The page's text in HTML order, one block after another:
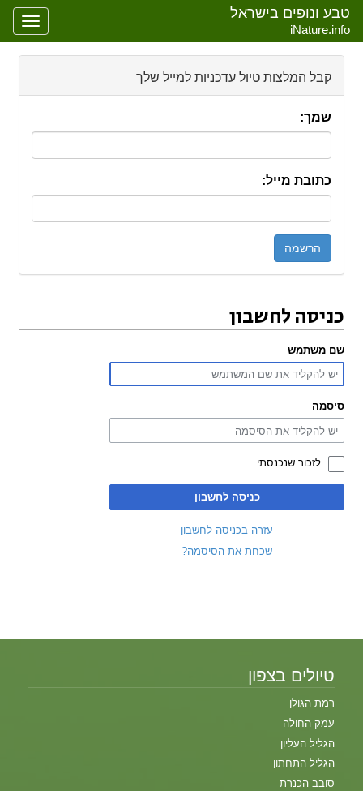
טבע ונופים בישראל
iNature.info
קבל המלצות טיול עדכניות למייל שלך
שמך:
כתובת מייל:
כניסה לחשבון
שם משתמש
סיסמה
לזכור שנכנסתי
כניסה לחשבון
עזרה בכניסה לחשבון
שכחת את הסיסמה?
טיולים בצפון
רמת הגולן
עמק החולה
הגליל העליון
הגליל התחתון
סובב הכנרת